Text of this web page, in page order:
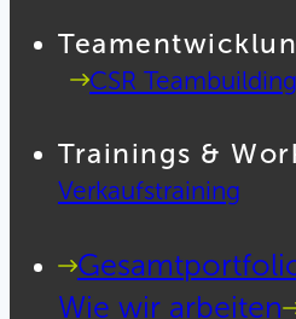
CSR Teambuilding
Trainings &
Verkaufstraining
Wie wir arbeiten